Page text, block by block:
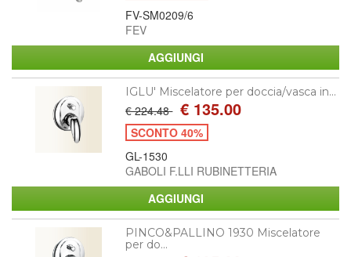
FV-SM0209/6
FEV
IGLU' Miscelatore per doccia/vasca in...
€ 224.48 € 135.00
SCONTO 40%
GL-1530
GABOLI F.LLI RUBINETTERIA
PINCO&PALLINO 1930 Miscelatore
per do...